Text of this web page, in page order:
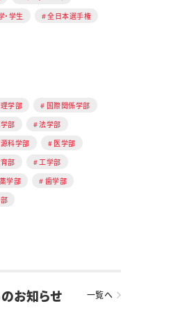
・学生
全日本選手権
学部
国際関係学部
部
法学部
科学部
医学部
部
工学部
薬学部
歯学部
お知らせ 一覧へ